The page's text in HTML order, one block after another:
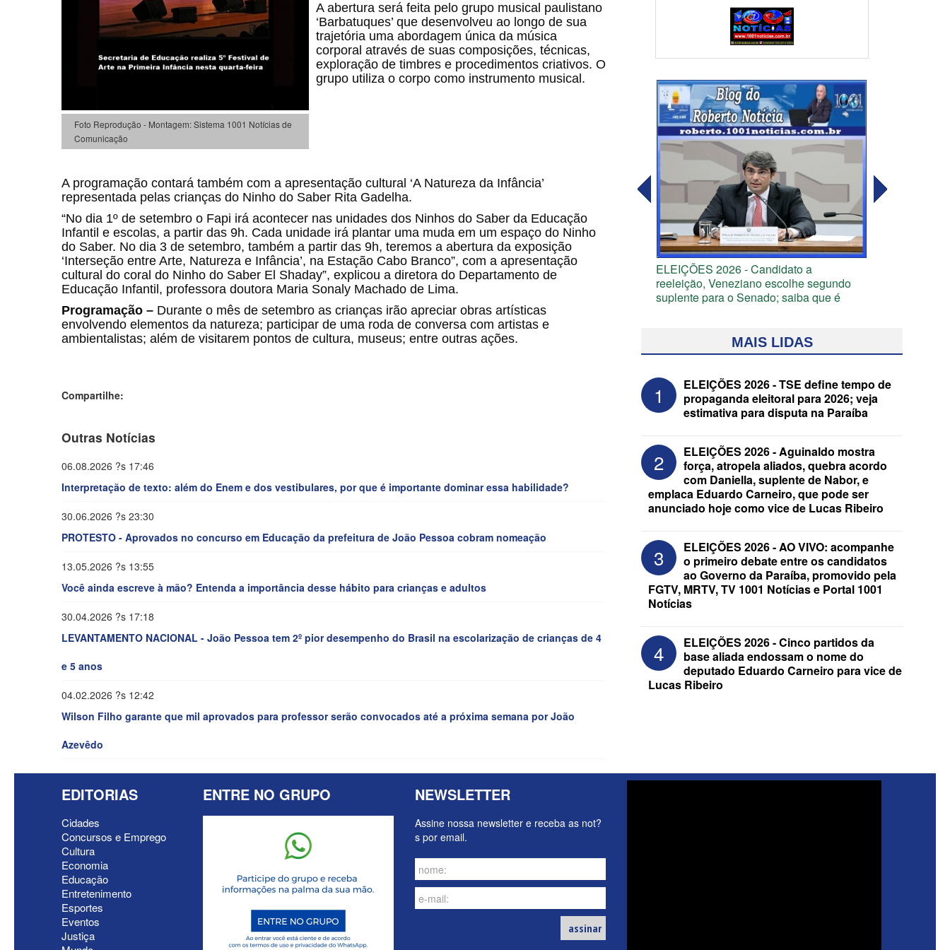
Foto Reprodução - Montagem: Sistema 1001 Notícias de
Comunicação
A abertura será feita pelo grupo musical paulistano
‘Barbatuques’ que desenvolveu ao longo de sua
trajetória uma abordagem única da música
corporal através de suas composições, técnicas,
exploração de timbres e procedimentos criativos. O
grupo utiliza o corpo como instrumento musical.
A programação contará também com a apresentação cultural ‘A Natureza da Infância’
representada pelas crianças do Ninho do Saber Rita Gadelha.
“No dia 1º de setembro o Fapi irá acontecer nas unidades dos Ninhos do Saber da Educação
Infantil e escolas, a partir das 9h. Cada unidade irá plantar uma muda em um espaço do Ninho
do Saber. No dia 3 de setembro, também a partir das 9h, teremos a abertura da exposição
‘Interseção entre Arte, Natureza e Infância’, na Estação Cabo Branco”, com a apresentação
cultural do coral do Ninho do Saber El Shaday”, explicou a diretora do Departamento de
Educação Infantil, professora doutora Maria Sonaly Machado de Lima.
Programação – Durante o mês de setembro as crianças irão apreciar obras artísticas
envolvendo elementos da natureza; participar de uma roda de conversa com artistas e
ambientalistas; além de visitarem pontos de cultura, museus; entre outras ações.
Compartilhe:
Outras Notícias
06.08.2026 ?s 17:46
Interpretação de texto: além do Enem e dos vestibulares, por que é importante dominar essa habilidade?
30.06.2026 ?s 23:30
PROTESTO - Aprovados no concurso em Educação da prefeitura de João Pessoa cobram nomeação
13.05.2026 ?s 13:55
Você ainda escreve à mão? Entenda a importância desse hábito para crianças e adultos
30.04.2026 ?s 17:18
LEVANTAMENTO NACIONAL - João Pessoa tem 2º pior desempenho do Brasil na escolarização de crianças de 4
e 5 anos
04.02.2026 ?s 12:42
Wilson Filho garante que mil aprovados para professor serão convocados até a próxima semana por João
Azevêdo
ELEIÇÕES 2026 - Candidato a
reeleição, Veneziano escolhe segundo
suplente para o Senado; saiba que é
ELEIÇÕES 2026 - Após convenções,
confira candidatos ao Governo e ao
MAIS LIDAS
1
ELEIÇÕES 2026 - TSE define tempo de
propaganda eleitoral para 2026; veja
estimativa para disputa na Paraíba
2
ELEIÇÕES 2026 - Aguinaldo mostra
força, atropela aliados, quebra acordo
com Daniella, suplente de Nabor, e
emplaca Eduardo Carneiro, que pode ser
anunciado hoje como vice de Lucas Ribeiro
3
ELEIÇÕES 2026 - AO VIVO: acompanhe
o primeiro debate entre os candidatos
ao Governo da Paraíba, promovido pela
FGTV, MRTV, TV 1001 Notícias e Portal 1001
Notícias
4
ELEIÇÕES 2026 - Cinco partidos da
base aliada endossam o nome do
deputado Eduardo Carneiro para vice de
Lucas Ribeiro
EDITORIAS
Cidades
Concursos e Emprego
Cultura
Economia
Educação
Entretenimento
Esportes
Eventos
Justiça
ENTRE NO GRUPO NEWSLETTER
Assine nossa newsletter e receba as not?
s por email.